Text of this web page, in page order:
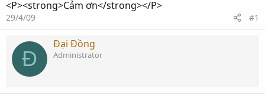
<P><strong>Cảm ơn</strong></P>
29/4/09 #1
Đ
Đại Đồng
Administrator